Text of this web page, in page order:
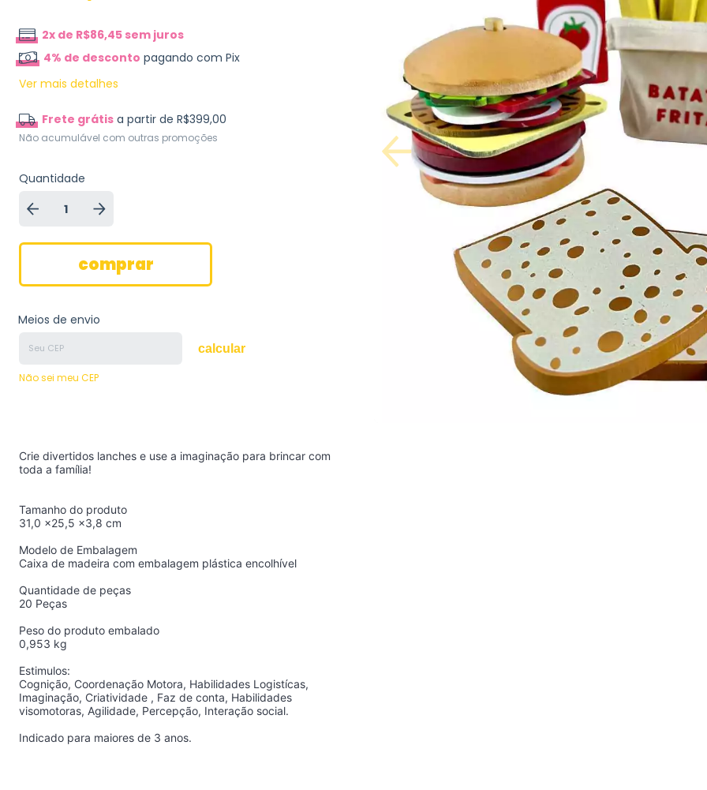
2x de R$86,45sem juros
4% de desconto pagando com Pix
Ver mais detalhes
Frete grátis a partir de R$399,00
Não acumulável com outras promoções
Quantidade
Meios de envio
calcular
Não sei meu CEP
Crie divertidos lanches e use a imaginação para brincar com
toda a família!
Tamanho do produto
31,0 x25,5 x3,8 cm
Modelo de Embalagem
Caixa de madeira com embalagem plástica encolhível
Quantidade de peças
20 Peças
Peso do produto embalado
0,953 kg
Estimulos:
Cognição, Coordenação Motora, Habilidades Logistícas,
Imaginação, Criatividade , Faz de conta, Habilidades
visomotoras, Agilidade, Percepção, Interação social.
Indicado para maiores de 3 anos.